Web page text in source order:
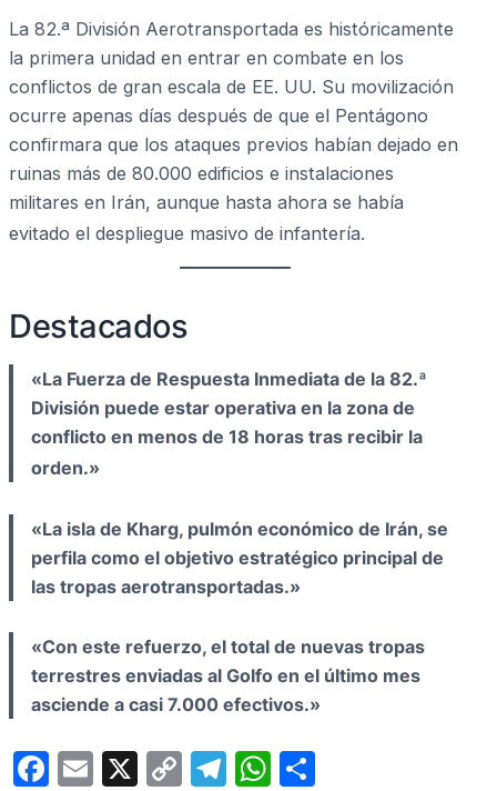
La 82.ª División Aerotransportada es históricamente
la primera unidad en entrar en combate en los
conflictos de gran escala de EE. UU. Su movilización
ocurre apenas días después de que el Pentágono
confirmara que los ataques previos habían dejado en
ruinas más de 80.000 edificios e instalaciones
militares en Irán, aunque hasta ahora se había
evitado el despliegue masivo de infantería.
Destacados
«La Fuerza de Respuesta Inmediata de la 82.ª
División puede estar operativa en la zona de
conflicto en menos de 18 horas tras recibir la
orden.»
«La isla de Kharg, pulmón económico de Irán, se
perfila como el objetivo estratégico principal de
las tropas aerotransportadas.»
«Con este refuerzo, el total de nuevas tropas
terrestres enviadas al Golfo en el último mes
asciende a casi 7.000 efectivos.»
F
E
X
C
T
W